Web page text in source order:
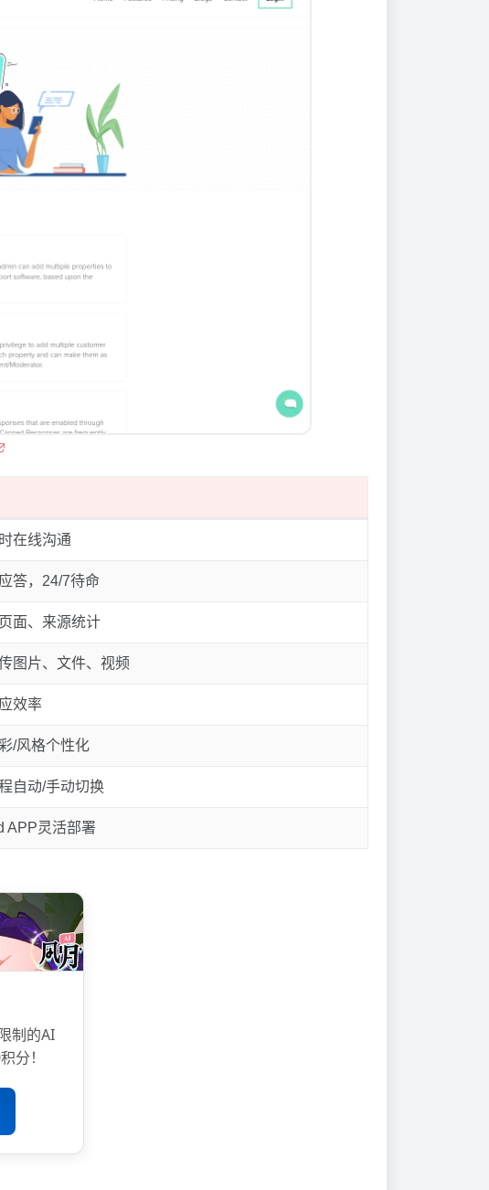
在线沟通
答，24/7待命
面、来源统计
图片、文件、视频
效率
/风格个性化
自动/手动切换
APP灵活部署
制的AI
分！